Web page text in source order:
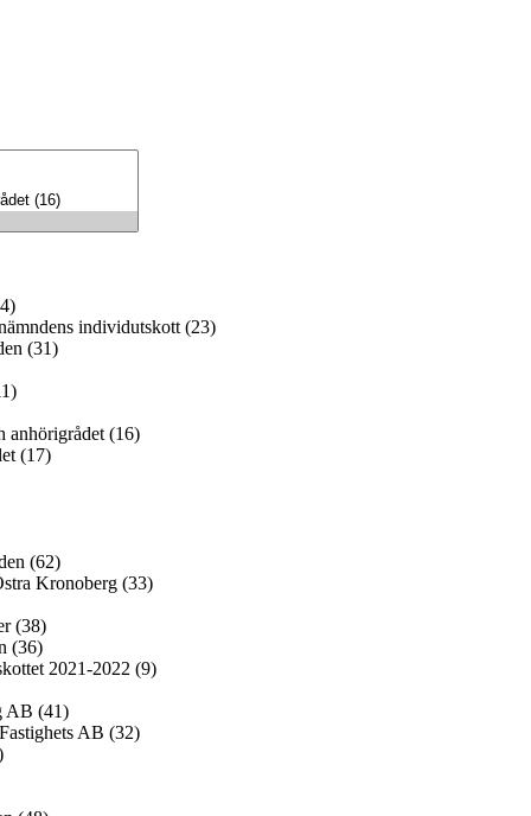
individutskott (23)
(31)
anhörigrådet (16)
(17)
(62)
Kronoberg (33)
(38)
(36)
2021-2022 (9)
AB (41)
AB (32)